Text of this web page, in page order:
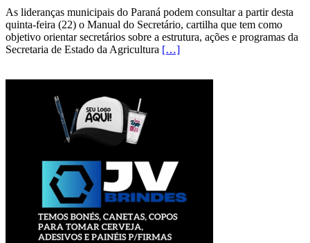
As lideranças municipais do Paraná podem consultar a partir desta
quinta-feira (22) o Manual do Secretário, cartilha que tem como
objetivo orientar secretários sobre a estrutura, ações e programas da
Secretaria de Estado da Agricultura […]